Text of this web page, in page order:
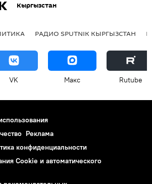
Кыргызстан
РАДИО SPUTNIK КЫРГЫЗСТАН
VK Макс Rutube
Реклама
конфиденциальности
Cookie и автоматического